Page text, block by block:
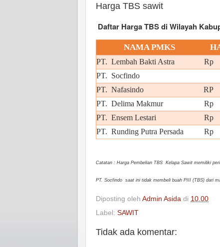
Harga TBS sawit
Daftar Harga TBS di Wilayah
NAMA PMKS
PT. Lembah Bakti Astra Rp
PT. Socfindo
PT. Nafasindo
RP
PT. Delima Makmur
PT. Ensem Lestari
Rp
PT. Runding Putra Persada
Rp
Catatan : Harga Pembelian TBS Kelapa Sawit memiliki
PT. Socfindo saat ini tidak membeli buah PIII (TBS) dari
Diposting oleh Admin Asida di 10.00
Label: SAWIT
Tidak ada komentar: